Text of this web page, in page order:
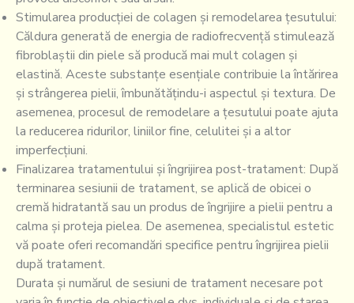
Stimularea producției de colagen și remodelarea țesutului:
Căldura generată de energia de radiofrecvență stimulează
fibroblaștii din piele să producă mai mult colagen și
elastină. Aceste substanțe esențiale contribuie la întărirea
și strângerea pielii, îmbunătățindu-i aspectul și textura. De
asemenea, procesul de remodelare a țesutului poate ajuta
la reducerea ridurilor, liniilor fine, celulitei și a altor
imperfecțiuni.
Finalizarea tratamentului și îngrijirea post-tratament: După
terminarea sesiunii de tratament, se aplică de obicei o
cremă hidratantă sau un produs de îngrijire a pielii pentru a
calma și proteja pielea. De asemenea, specialistul estetic
vă poate oferi recomandări specifice pentru îngrijirea pielii
după tratament.
Durata și numărul de sesiuni de tratament necesare pot